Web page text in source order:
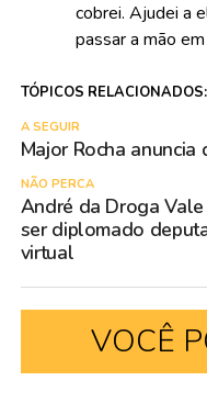
cobrei. Ajudei a
passar a mão
TÓPICOS RELACIONADOS:
A SEGUIR
Major Rocha
NÃO PERCA
André da Droga
ser diplomado
virtual
VOCÊ